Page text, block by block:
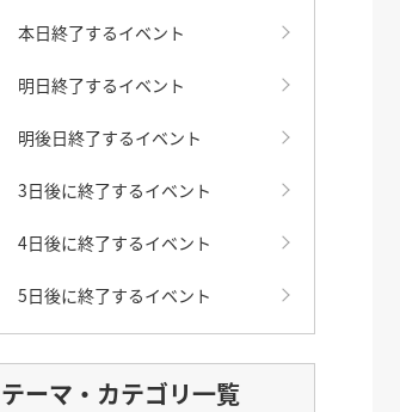
本日終了するイベント
明日終了するイベント
明後日終了するイベント
3日後に終了するイベント
4日後に終了するイベント
5日後に終了するイベント
テーマ・カテゴリ一覧